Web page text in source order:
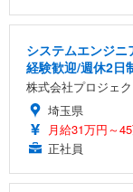
システムエンジ
経験歓迎/週休2日
株式会社プロジェ
埼玉県
月給31万円～
正社員